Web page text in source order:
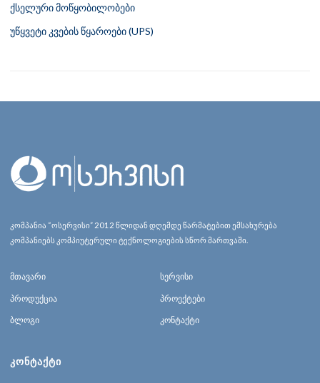
ქსელური მოწყობილობები
უწყვეტი კვების წყაროები (UPS)
კომპანია “ოსერვისი” 2012 წლიდან დღემდე წარმატებით ემსახურება
კომპანიებს კომპიუტერული ტექნოლოგიების სწორ მართვაში.
მთავარი სერვისი
პროდუქცია პროექტები
ბლოგი კონტაქტი
ᲙᲝᲜᲢᲐᲥᲢᲘ